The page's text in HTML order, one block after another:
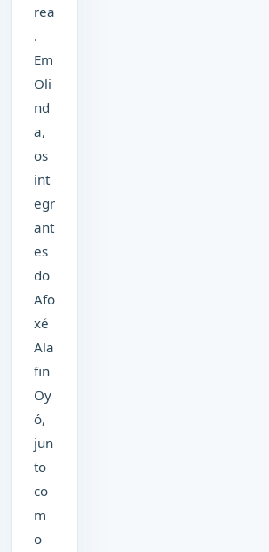
rea
.
Em
Oli
nd
a,
os
int
egr
ant
es
do
Afo
xé
Ala
fin
Oy
ó,
jun
to
co
m
o